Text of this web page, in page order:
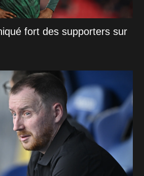
fort des supporters sur